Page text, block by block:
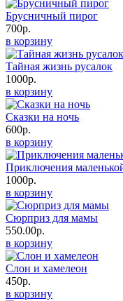
Брусничный пирог
700р.
в корзину
Тайная жизнь русалок
1000р.
в корзину
Сказки на ночь
600р.
в корзину
Приключения
1000р.
в корзину
Сюрприз для мамы
550.00р.
в корзину
Слон и хамелеон
450р.
в корзину